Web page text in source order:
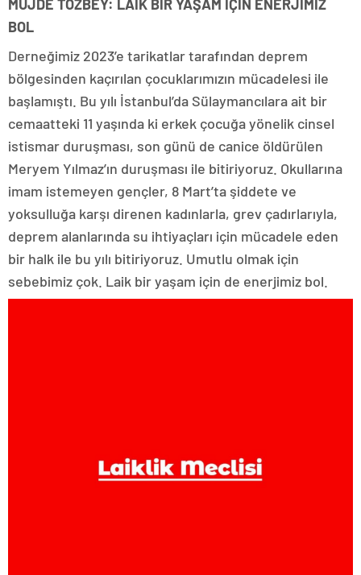
MÜJDE TOZBEY: LAİK BİR YAŞAM İÇİN ENERJİMİZ
BOL
Derneğimiz 2023’e tarikatlar tarafından deprem
bölgesinden kaçırılan çocuklarımızın mücadelesi ile
başlamıştı. Bu yılı İstanbul’da Sülaymancılara ait bir
cemaatteki 11 yaşında ki erkek çocuğa yönelik cinsel
istismar duruşması, son günü de canice öldürülen
Meryem Yılmaz’ın duruşması ile bitiriyoruz. Okullarına
imam istemeyen gençler, 8 Mart’ta şiddete ve
yoksulluğa karşı direnen kadınlarla, grev çadırlarıyla,
deprem alanlarında su ihtiyaçları için mücadele eden
bir halk ile bu yılı bitiriyoruz. Umutlu olmak için
sebebimiz çok. Laik bir yaşam için de enerjimiz bol.